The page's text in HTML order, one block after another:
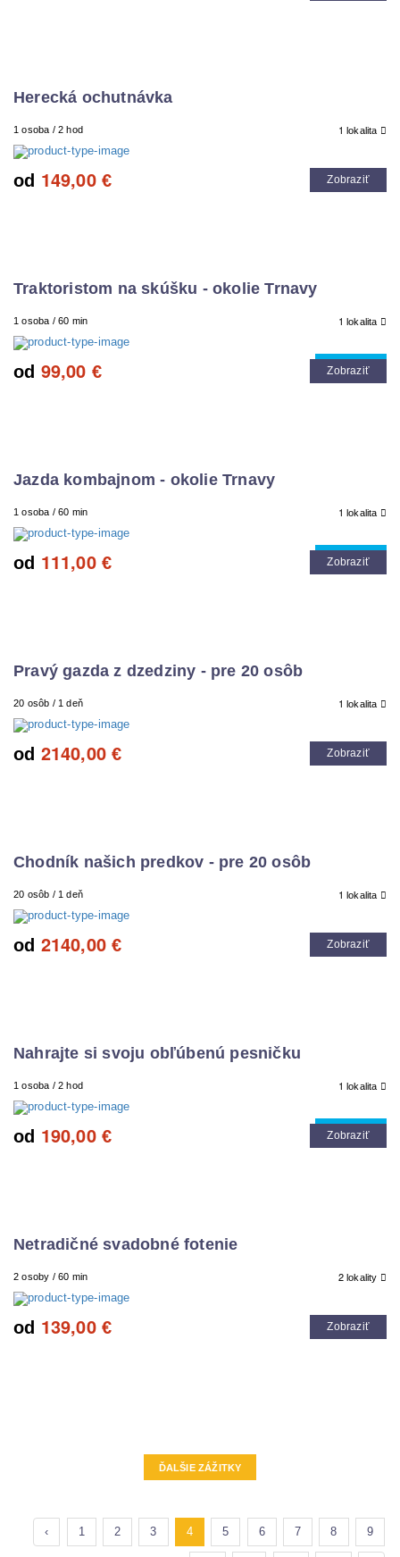
Herecká ochutnávka
1 osoba / 2 hod 1 lokalita
od 149,00€ Zobraziť
Traktoristom na skúšku - okolie Trnavy
1 osoba / 60 min 1 lokalita
Cool tip
od 99,00 € Zobraziť
Jazda kombajnom - okolie Trnavy
1 osoba / 60 min 1 lokalita
Cool tip
od 111,00€ Zobraziť
Pravý gazda z dzedziny - pre 20 osôb
20 osôb / 1 deň 1 lokalita
od 2140,00 € Zobraziť
Chodník našich predkov - pre 20 osôb
20 osôb / 1 deň 1 lokalita
od 2140,00 € Zobraziť
Nahrajte si svoju obľúbenú pesničku
1 osoba / 2 hod 1 lokalita
Cool tip
od 190,00€ Zobraziť
Netradičné svadobné fotenie
2 osoby / 60 min 2lokality
od 139,00€ Zobraziť
ĎALŠIE ZÁŽITKY
‹ 1 2 3 4 5 6 7 8 9